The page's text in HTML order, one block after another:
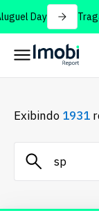
Day
Exibindo 1931